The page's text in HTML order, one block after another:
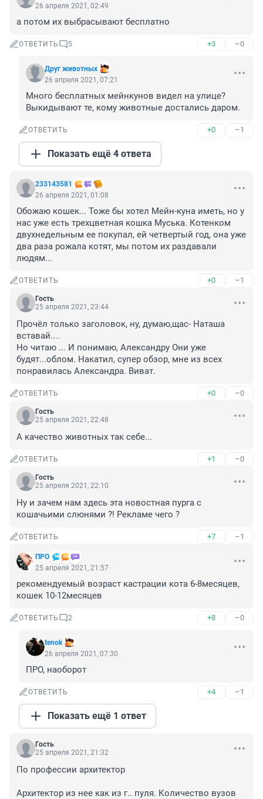
26 апреля 2021, 02:49
а потом их выбрасывают бесплатно
ОТВЕТИТЬ 5 +3 –0
Друг животных
26 апреля 2021, 07:21
Много бесплатных мейнкунов видел на улице?
Выкидывают те, кому животные достались даром.
ОТВЕТИТЬ +0 –1
Показать ещё 4 ответа
233143581
26 апреля 2021, 01:08
Обожаю кошек... Тоже бы хотел Мейн-куна иметь, но у
нас уже есть трехцветная кошка Муська. Котенком
двухнедельным ее покупал, ей четвертый год, она уже
два раза рожала котят, мы потом их раздавали
людям...
ОТВЕТИТЬ +0 –1
Гость
25 апреля 2021, 23:44
Прочёл только заголовок, ну, думаю,щас- Наташа
вставай....
Но читаю ... И понимаю, Александру Они уже
будят...облом. Накатил, супер обзор, мне из всех
понравилась Александра. Виват.
ОТВЕТИТЬ +0 –0
Гость
25 апреля 2021, 22:48
А качество животных так себе...
ОТВЕТИТЬ +1 –0
Гость
25 апреля 2021, 22:10
Ну и зачем нам здесь эта новостная пурга с
кошачьими слюнями ?! Рекламе чего ?
ОТВЕТИТЬ +7 –1
ПРО
25 апреля 2021, 21:57
рекомендуемый возраст кастрации кота 6-8месяцев,
кошек 10-12месяцев
ОТВЕТИТЬ 2 +8 –0
tenok
26 апреля 2021, 07:30
ПРО, наоборот
ОТВЕТИТЬ +4 –1
Показать ещё 1 ответ
Гость
25 апреля 2021, 21:32
По профессии архитектор
Архитектор из нее как из г.. пуля. Количество вузов